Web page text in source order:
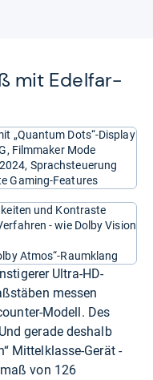
mit Edel­far­
„Quantum Dots“-Display
Filmmaker Mode
Sprachsteuerung
Gaming-Features
und Kontraste
- wie Dolby Vision
Atmos“-Raumklang
Ultra-HD-
messen
Modell. Des
gerade deshalb
Mittelklasse-Gerät -
von 126